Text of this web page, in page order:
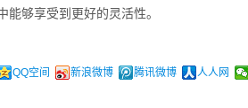
能够享受到更好的灵活性。
QQ空间 新浪微博 腾讯微博 人人网